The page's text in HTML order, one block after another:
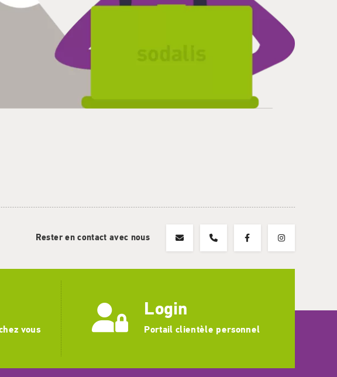
Rester en contact avec nous
vous
Login
Portail clientèle personnel